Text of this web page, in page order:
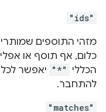
"ids"
מזהי התוספים
כלום, אף תוסף או
הכללי
"*" יאפשר
להתחבר.
"matches"